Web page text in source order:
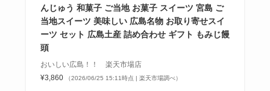
んじゅう 和菓子 ご当地 お菓子 スイーツ 宮島 ご
当地スイーツ 美味しい 広島名物 お取り寄せスイ
ーツ セット 広島土産 詰め合わせ ギフト もみじ饅
頭
おいしい広島！！ 楽天市場店
¥3,860
（2026/06/25 15:11時点 | 楽天市場調べ）